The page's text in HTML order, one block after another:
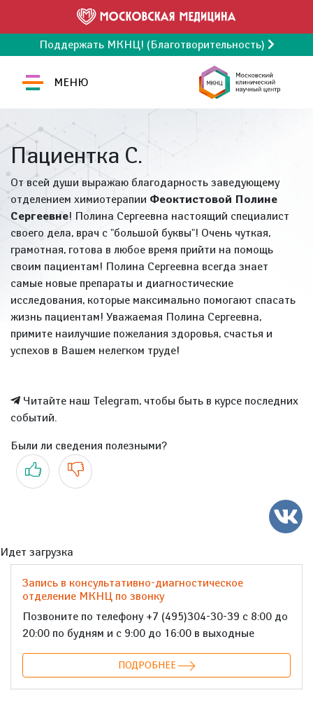
Поддержать МКНЦ! (Благотворительность)
МЕНЮ
Пациентка С.
От всей души выражаю благодарность заведующему
отделением химиотерапии Феоктистовой Полине
Сергеевне! Полина Сергеевна настоящий специалист
своего дела, врач с "большой буквы"! Очень чуткая,
грамотная, готова в любое время прийти на помощь
своим пациентам! Полина Сергеевна всегда знает
самые новые препараты и диагностические
исследования, которые максимально помогают спасать
жизнь пациентам! Уважаемая Полина Сергеевна,
примите наилучшие пожелания здоровья, счастья и
успехов в Вашем нелегком труде!
Читайте наш Telegram, чтобы быть в курсе последних
событий.
Были ли сведения полезными?
Да Нет
Идет загрузка
Запись в консультативно-диагностическое
отделение МКНЦ по звонку
Позвоните по телефону +7 (495)304-30-39 с 8:00 до
20:00 по будням и с 9:00 до 16:00 в выходные
ПОДРОБНЕЕ